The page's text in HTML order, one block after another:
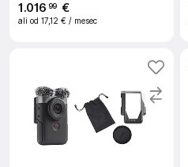
1 .016 99 €
ali od 17,12 € / mesec